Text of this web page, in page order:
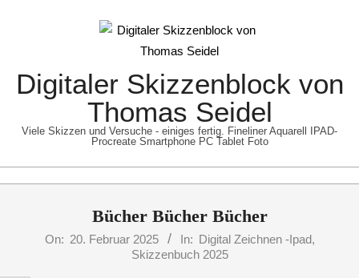
Digitaler Skizzenblock von
Thomas Seidel
Viele Skizzen und Versuche - einiges fertig. Fineliner Aquarell IPAD-
Procreate Smartphone PC Tablet Foto
Bücher Bücher Bücher
On: 20. Februar 2025 In: Digital Zeichnen -Ipad,
Skizzenbuch 2025